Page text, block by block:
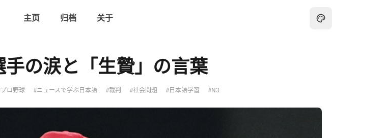
主页 归档 关于
手の涙と「生贄」の言葉
ロ野球 #ニュースで学ぶ日本語 #裁判 #社会問題 #日本語学習 #N3